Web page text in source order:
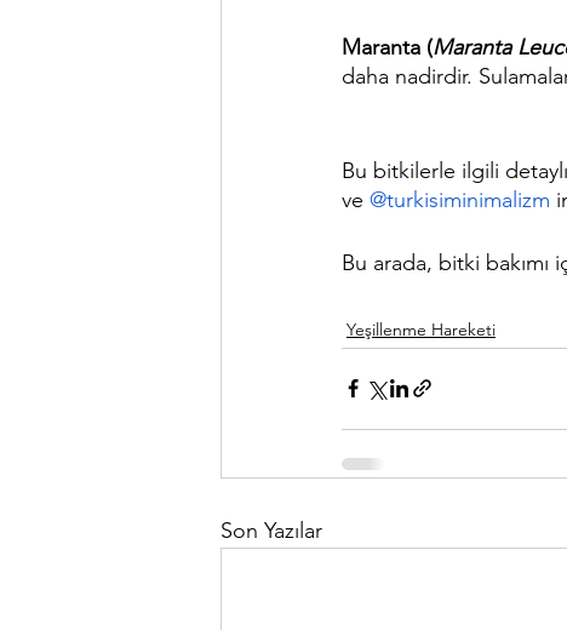
Maranta (Maranta
daha nadirdir.
Bu bitkilerle ilgili
ve @turkisiminimalizm
Bu arada, bitki bakımı
Yeşillenme Hareketi
Son Yazılar